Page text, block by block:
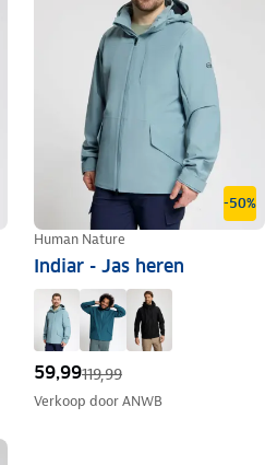
-50%
Human Nature
Indiar - Jas heren
59,99119,99
Verkoop doorANWB